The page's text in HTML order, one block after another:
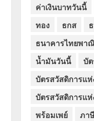
ค่าเงินบาทวันนี้
ทอง
ธกส
ธนาคารไทยพา
น้ำมันวันนี้
บั
บัตรสวัสดิการแห่
บัตรสวัสดิการแห่
พร้อมเพย์
ภา